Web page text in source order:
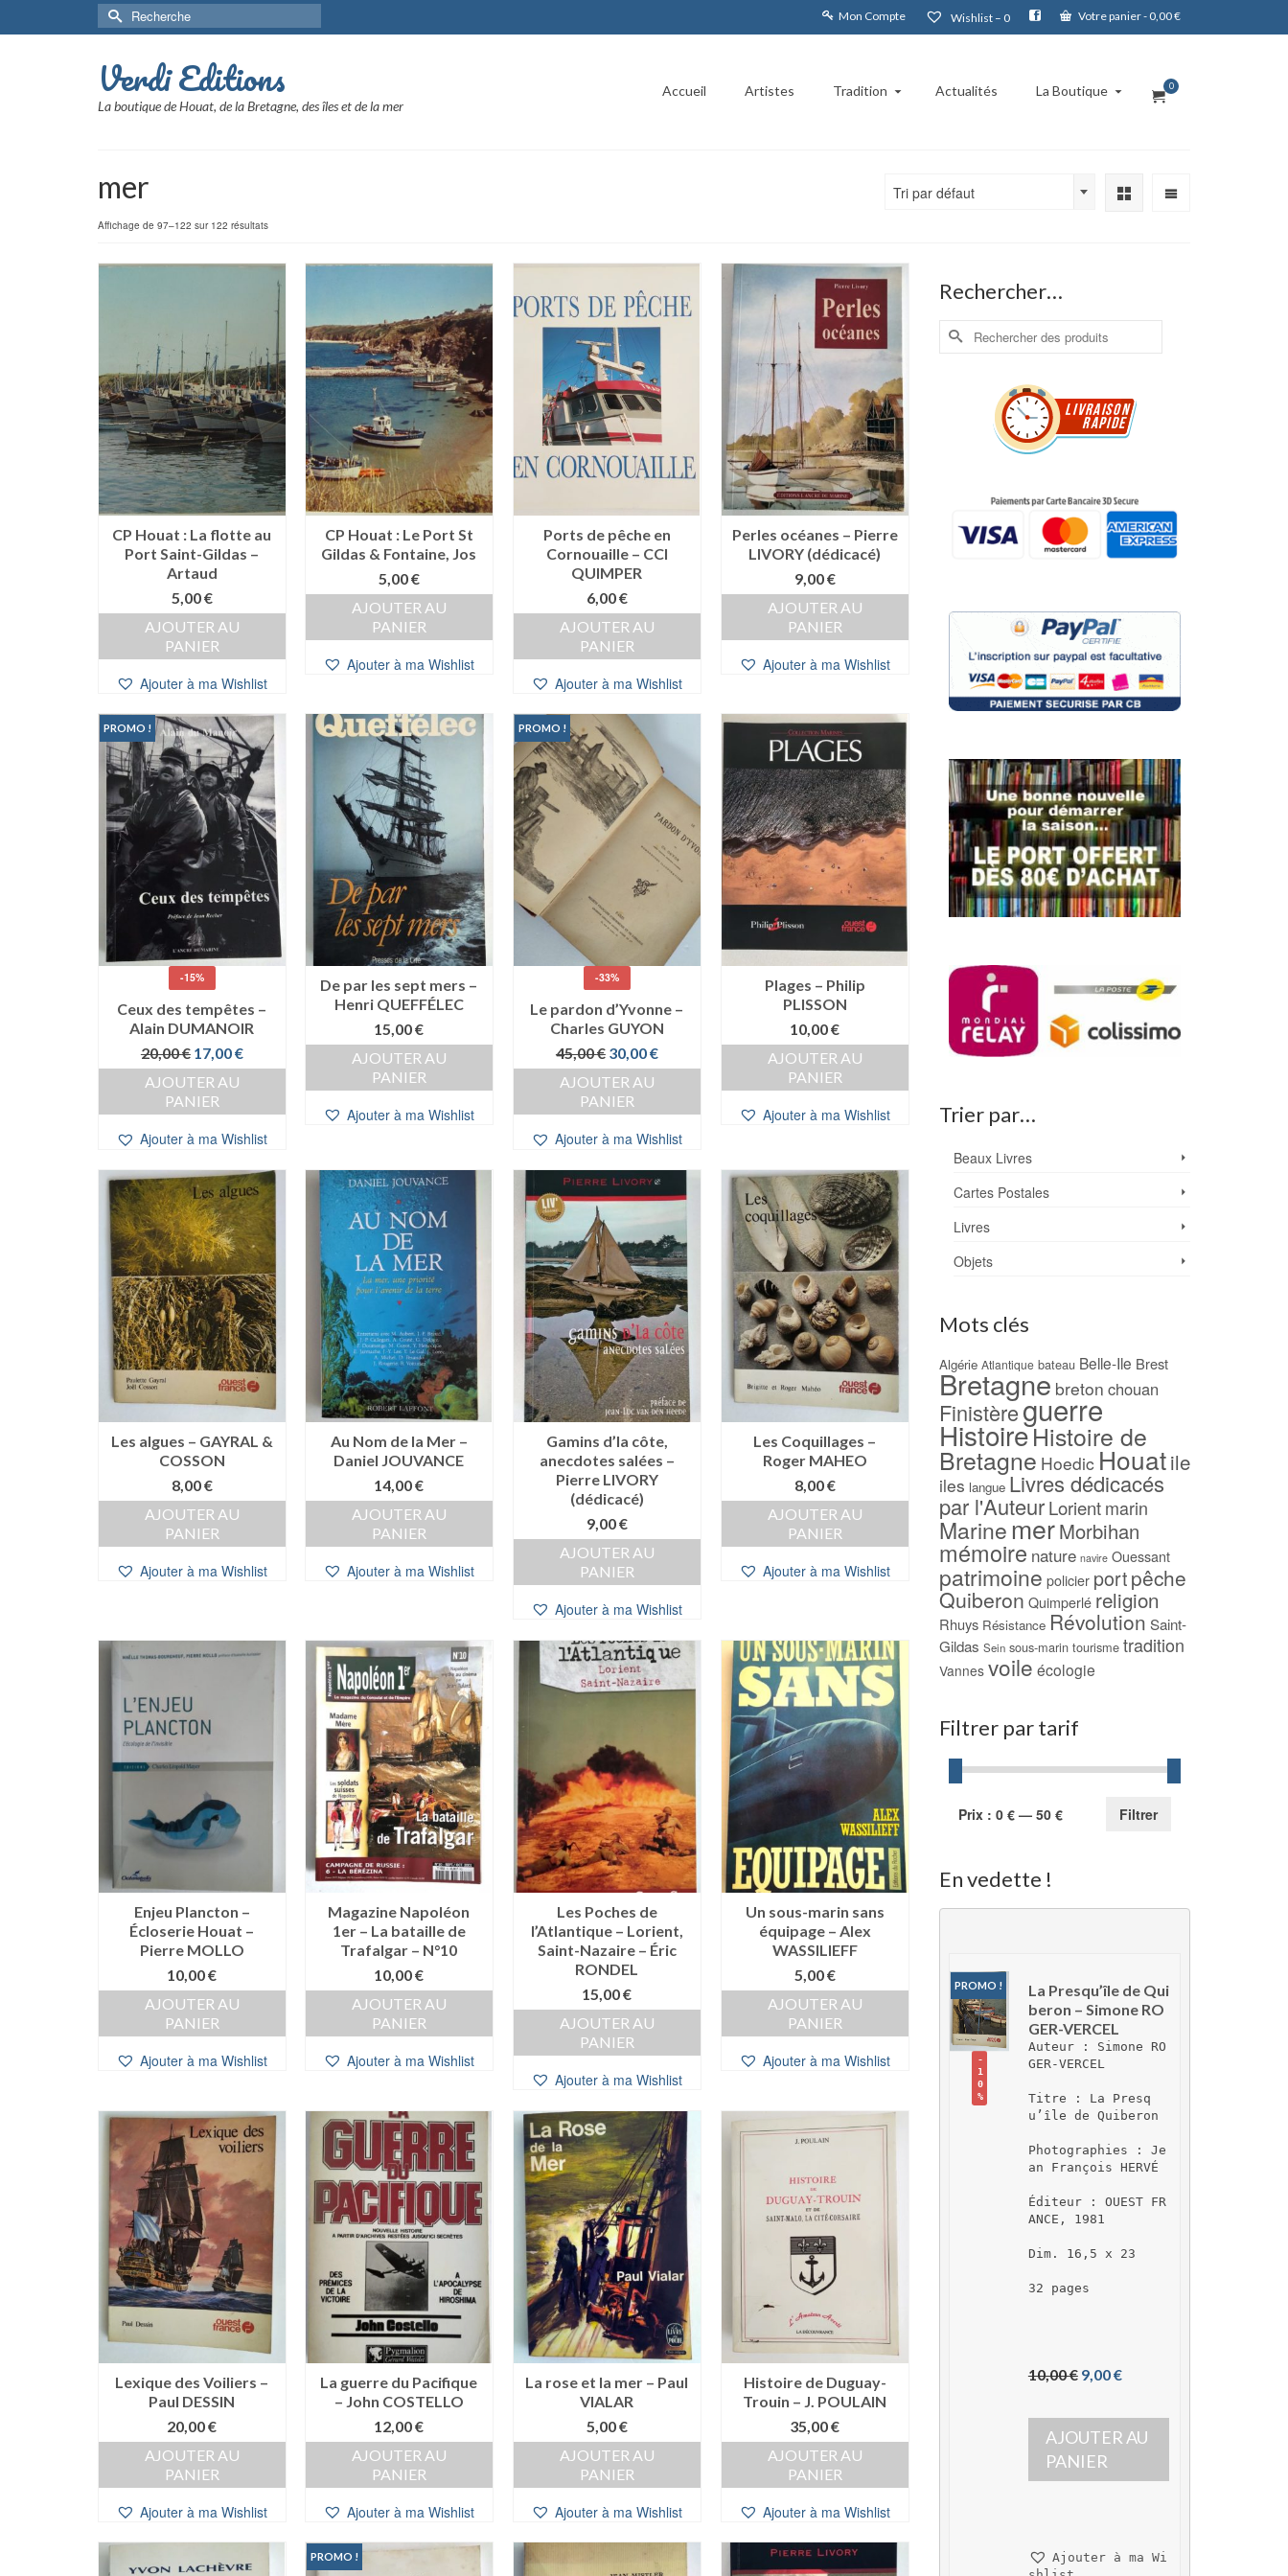
Mon Compte Wishlist – 0 Votre panier- 0,00€
Rechercher :
Verdi Editions
La boutique de Houat, de la Bretagne, des îles et de la mer
Accueil Artistes Tradition Actualités La Boutique 0
mer
Affichage de 97–122 sur 122 résultats
Tri par défaut
CP Houat : La flotte au
Port Saint-Gildas –
Artaud
5,00€
AJOUTER AU
PANIER
Ajouter à ma Wishlist
CP Houat : Le Port St
Gildas & Fontaine, Jos
5,00€
AJOUTER AU
PANIER
Ajouter à ma Wishlist
Ports de pêche en
Cornouaille – CCI
QUIMPER
6,00€
AJOUTER AU
PANIER
Ajouter à ma Wishlist
Perles océanes – Pierre
LIVORY (dédicacé)
9,00€
AJOUTER AU
PANIER
Ajouter à ma Wishlist
PROMO !
-15%
Ceux des tempêtes –
Alain DUMANOIR
20,00€ Le
prix
initial
était :
17,00€Le
prix
AJOUTER AU
PANIER
Ajouter à ma Wishlist
De par les sept mers –
Henri QUEFFÉLEC
15,00€
AJOUTER AU
PANIER
Ajouter à ma Wishlist
PROMO !
-33%
Le pardon d’Yvonne –
Charles GUYON
45,00€ Le
prix
initial
était :
30,00€Le
prix
AJOUTER AU
PANIER
Ajouter à ma Wishlist
Plages – Philip
PLISSON
10,00€
AJOUTER AU
PANIER
Ajouter à ma Wishlist
Les algues – GAYRAL &
COSSON
8,00€
AJOUTER AU
PANIER
Ajouter à ma Wishlist
Au Nom de la Mer –
Daniel JOUVANCE
14,00€
AJOUTER AU
PANIER
Ajouter à ma Wishlist
Gamins d’la côte,
anecdotes salées –
Pierre LIVORY
(dédicacé)
9,00€
AJOUTER AU
PANIER
Ajouter à ma Wishlist
Les Coquillages –
Roger MAHEO
8,00€
AJOUTER AU
PANIER
Ajouter à ma Wishlist
Enjeu Plancton –
Écloserie Houat –
Pierre MOLLO
10,00€
AJOUTER AU
PANIER
Ajouter à ma Wishlist
Magazine Napoléon
1er – La bataille de
Trafalgar – N°10
10,00€
AJOUTER AU
PANIER
Ajouter à ma Wishlist
Les Poches de
l’Atlantique – Lorient,
Saint-Nazaire – Éric
RONDEL
15,00€
AJOUTER AU
PANIER
Ajouter à ma Wishlist
Un sous-marin sans
équipage – Alex
WASSILIEFF
5,00€
AJOUTER AU
PANIER
Ajouter à ma Wishlist
Lexique des Voiliers –
Paul DESSIN
20,00€
AJOUTER AU
PANIER
Ajouter à ma Wishlist
La guerre du Pacifique
– John COSTELLO
12,00€
AJOUTER AU
PANIER
Ajouter à ma Wishlist
La rose et la mer – Paul
VIALAR
5,00€
AJOUTER AU
PANIER
Ajouter à ma Wishlist
Histoire de Duguay-
Trouin – J. POULAIN
35,00€
AJOUTER AU
PANIER
Ajouter à ma Wishlist
PROMO !
Rechercher…
Rechercher :
Trier par…
Beaux Livres
Cartes Postales
Livres
Objets
Mots clés
Algérie Atlantique bateau Belle-Ile Brest
Bretagne breton chouan
Finistèreguerre
HistoireHistoire de
Bretagne Hoedic Houatile
iles langue Livres dédicacés
par l'Auteur Lorient marin
Marine merMorbihan
mémoire nature navire Ouessant
patrimoine policier portpêche
Quiberon Quimperlé religion
Rhuys Résistance Révolution Saint-
Gildas Sein sous-marin tourisme tradition
Vannes voile écologie
Filtrer par tarif
Prix
Prix
Filtrer
Prix : 0 €— 50 €
En vedette !
PROMO !
-
1
0
%
La Presqu’île de Qui
beron – Simone RO
GER-VERCEL
Auteur : Simone RO
GER-VERCEL
Titre : La Presq
u’île de Quiberon
Photographies : Je
an François HERVÉ
Éditeur : OUEST FR
ANCE, 1981
Dim. 16,5 x 23
32 pages
10,00 € L
p
r
i
x
t
9,00 €L
p
r
x
u
AJOUTER AU
PANIER
Ajouter à ma Wi